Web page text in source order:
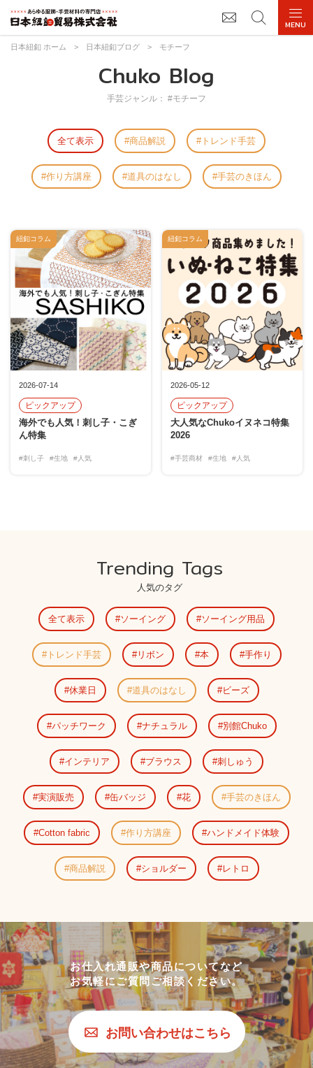
日本紐釦 ホーム > 日本紐釦ブログ > モチーフ
Chuko Blog
手芸ジャンル： #モチーフ
全て表示 商品解説 トレンド手芸
作り方講座 道具のはなし 手芸のきほん
2026-07-14
ピックアップ
海外でも人気！刺し子・こぎ
ん特集
#刺し子 #生地 #人気
紐釦コラム
2026-05-12
ピックアップ
大人気なChukoイヌネコ特集
2026
#手芸商材 #生地 #人気
紐釦コラム
Trending Tags
人気のタグ
全て表示 ソーイング ソーイング用品
トレンド手芸 リボン 本 手作り
休業日 道具のはなし ビーズ
パッチワーク ナチュラル 別館Chuko
インテリア ブラウス 刺しゅう
実演販売 缶バッジ 花 手芸のきほん
Cotton fabric 作り方講座 ハンドメイド体験
商品解説 ショルダー レトロ
お仕入れ通販や商品についてなど
お気軽にご質問ご相談ください。
お問い合わせはこちら